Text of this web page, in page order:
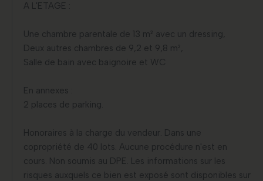
A L'ETAGE :
Une chambre parentale de 13 m² avec un dressing,
Deux autres chambres de 9,2 et 9,8 m²,
Salle de bain avec baignoire et WC
En annexes :
2 places de parking.
Honoraires à la charge du vendeur. Dans une
copropriété de 40 lots. Aucune procédure n'est en
cours. Non soumis au DPE. Les informations sur les
risques auxquels ce bien est exposé sont disponibles sur